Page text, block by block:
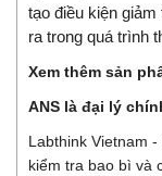
tạo điều kiện
ra trong quá trình
Xem thêm sản
ANS là đại lý
Labthink Vietnam
kiểm tra bao bì và